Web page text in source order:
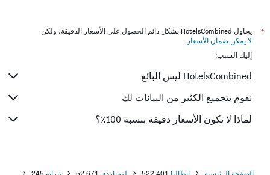
*
يحاول HotelsCombined بشكل دائم الحصول على الأسعار الدقيقة، ولكن
لا يمكن ضمان الأسعار .
إليك السبب:
HotelsCombined ليس البائع
نقوم بتجميع الكثير من البيانات لك
لماذا لا تكون الأسعار دقيقة بنسبة 100٪؟
الصفحة الرئيسية إيطاليا 522,401 لومباردي 52,671 تيرانو 245